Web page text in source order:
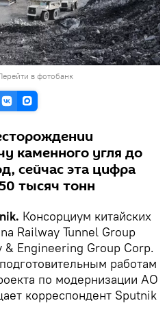
в фотобанк
каменного угля до
сейчас эта цифра
тысяч тонн
Консорциум китайских
Railway Tunnel Group
& Engineering Group Corp.
работам
по модернизации АО
корреспондент Sputnik